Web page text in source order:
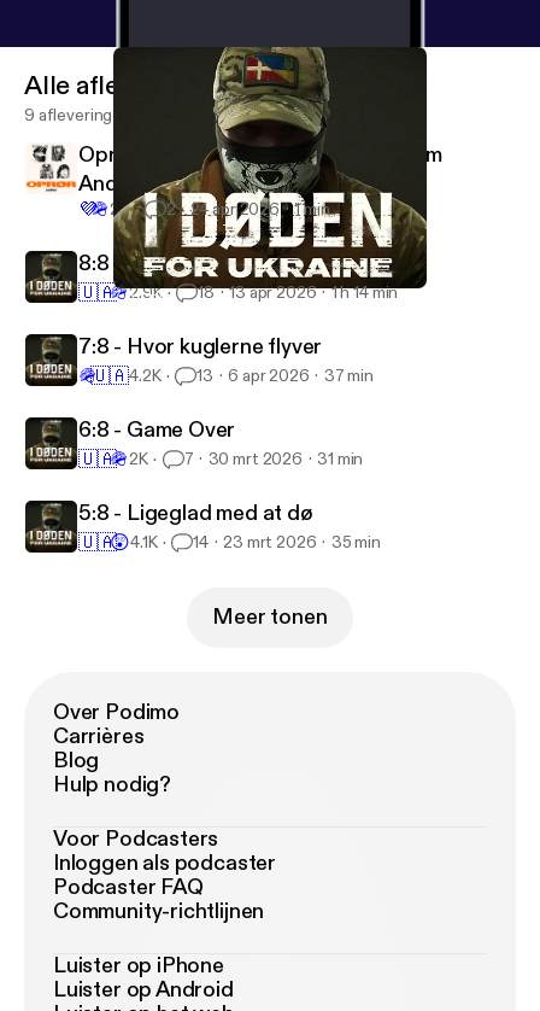
7:8 - Hvor kuglerne flyver
Alle afleveringen
9 afleveringen
Oprør - ny podcast med Martin Tamm
Andersen
💜🪖23 2 24 apr 2026 1 min
8:8 - “Jeg ville 100% gøre det igen”
🇺🇦🪖2.9K 18 13 apr 2026 1 h 14 min
7:8 - Hvor kuglerne flyver
🪖🇺🇦4.2K 13 6 apr 2026 37 min
6:8 - Game Over
🇺🇦🪖2K 7 30 mrt 2026 31 min
5:8 - Ligeglad med at dø
🇺🇦😲4.1K 14 23 mrt 2026 35 min
Meer tonen
Over Podimo
Carrières
Blog
Hulp nodig?
Voor Podcasters
Inloggen als podcaster
Podcaster FAQ
Community-richtlijnen
Luister op iPhone
Luister op Android